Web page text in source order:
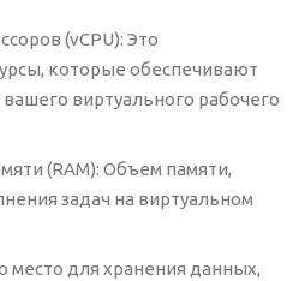
(vCPU): Это
которые обеспечивают
виртуального рабочего
(RAM): Объем памяти,
задач на виртуальном
место для хранения данных,